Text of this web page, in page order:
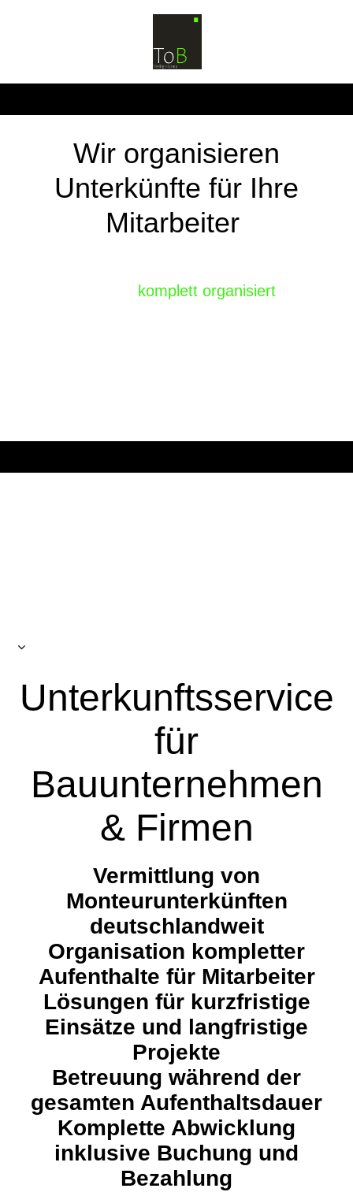
Wir organisieren
Unterkünfte für Ihre
Mitarbeiter
komplett organisiert
Unterkunftsservice
für
Bauunternehmen
& Firmen
Vermittlung von
Monteurunterkünften
deutschlandweit
Organisation kompletter
Aufenthalte für Mitarbeiter
Lösungen für kurzfristige
Einsätze und langfristige
Projekte
Betreuung während der
gesamten Aufenthaltsdauer
Komplette Abwicklung
inklusive Buchung und
Bezahlung